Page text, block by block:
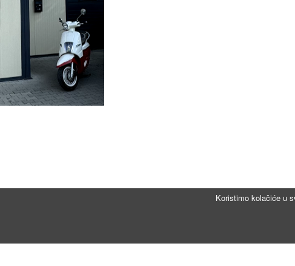
Koristimo kolačiće u